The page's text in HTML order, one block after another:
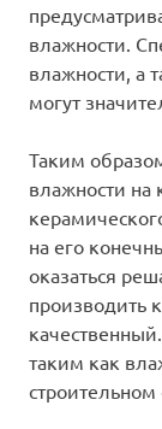
влажности.
влажности, а
могут
Таким
влажности на
на его
оказаться
производить
таким как
строительном